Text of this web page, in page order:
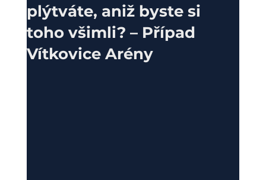
plýtváte, aniž byste si
toho všimli? – Případ
Vítkovice Arény